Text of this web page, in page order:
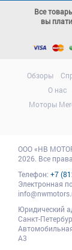
Все
вы
Обзоры
О нас
Моторы
ООО«НВ
2026. Все
Телефон: +7
Электронная
Юридический
Санкт-
А3